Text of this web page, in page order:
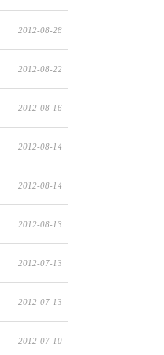
2012-08-28
2012-08-22
2012-08-16
2012-08-14
2012-08-14
2012-08-13
2012-07-13
2012-07-13
2012-07-10